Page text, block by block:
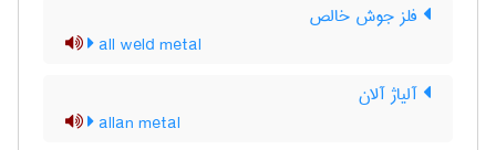
فلز جوش خالص
all weld metal
آلیاژ آلان
allan metal